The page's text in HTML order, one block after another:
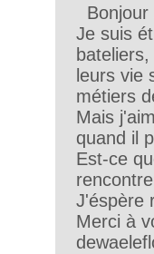
Bonjour
Je suis
leurs vie
métiers
Mais
quand il
Est-ce
J'éspère
Merci à